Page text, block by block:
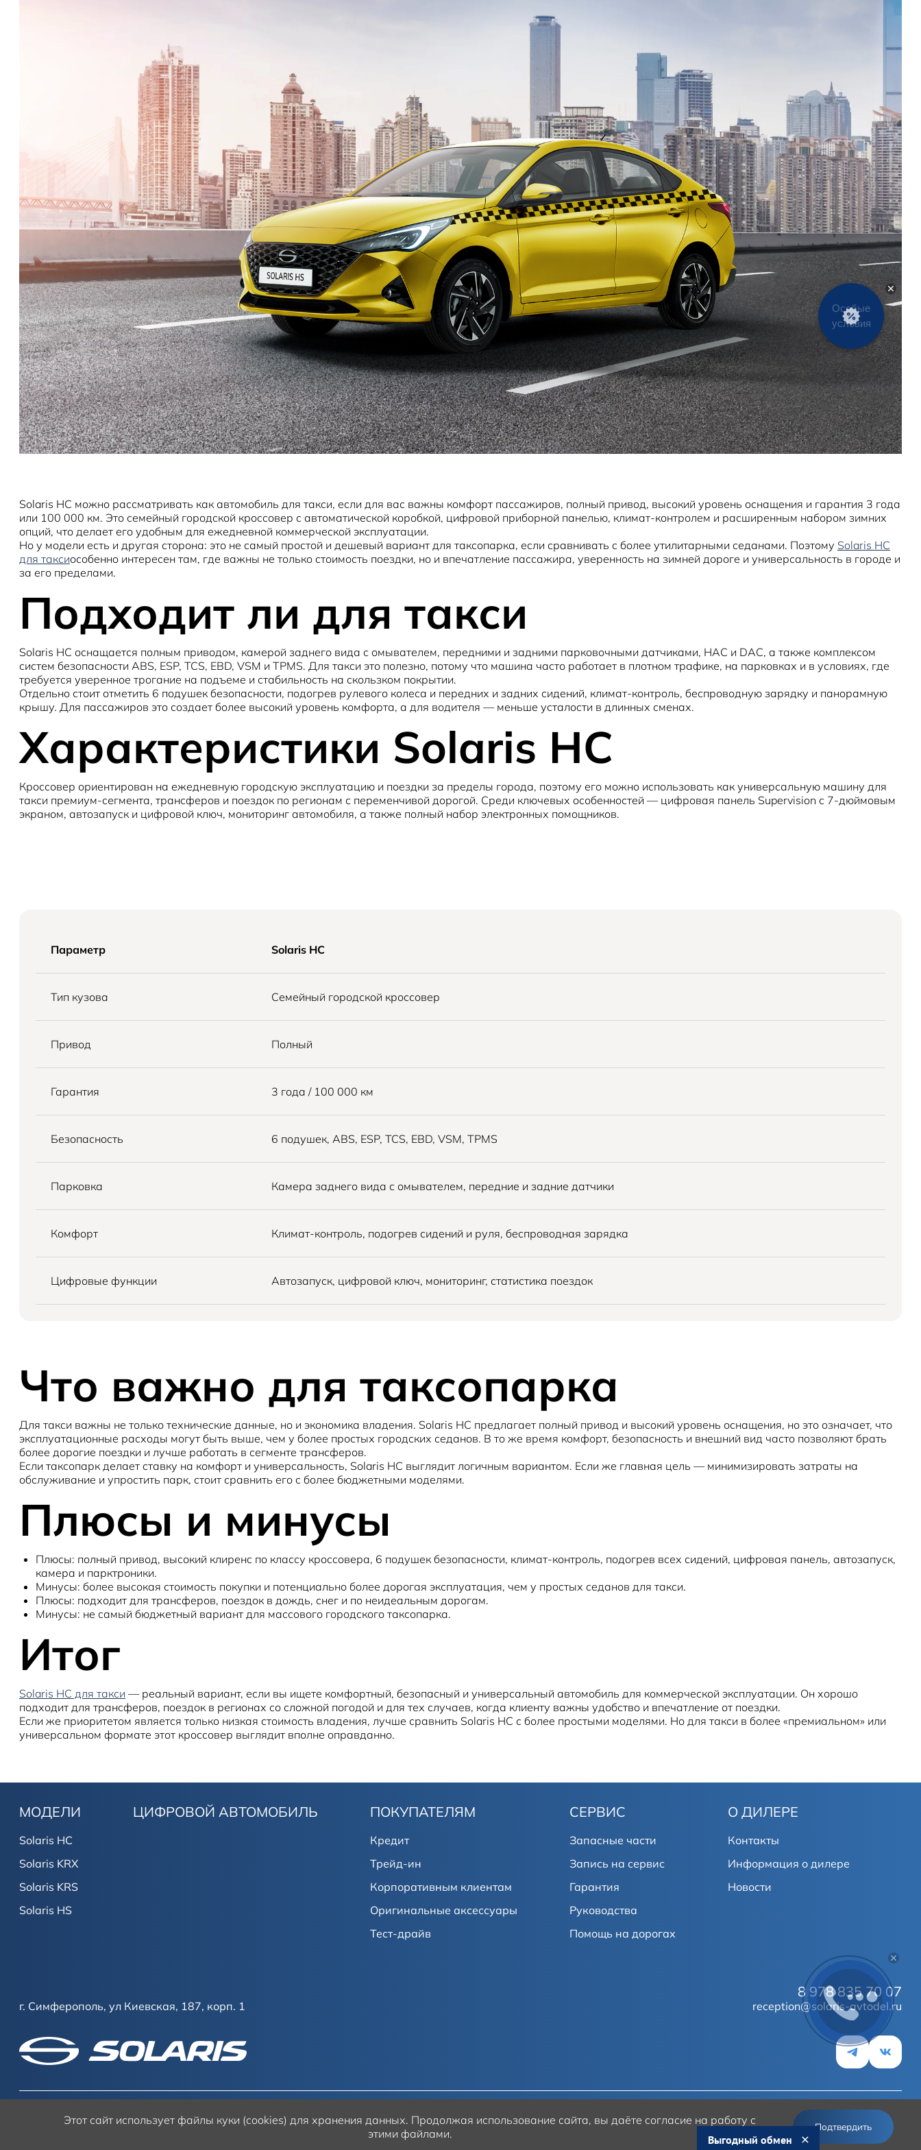
Solaris HC можно рассматривать как автомобиль для такси, если для вас важны комфорт пассажиров, полный привод, высокий уровень оснащения и гарантия 3 года
или 100 000 км. Это семейный городской кроссовер с автоматической коробкой, цифровой приборной панелью, климат-контролем и расширенным набором зимних
опций, что делает его удобным для ежедневной коммерческой эксплуатации.
Но у модели есть и другая сторона: это не самый простой и дешевый вариант для таксопарка, если сравнивать с более утилитарными седанами. Поэтому Solaris HC
для таксиособенно интересен там, где важны не только стоимость поездки, но и впечатление пассажира, уверенность на зимней дороге и универсальность в городе и
за его пределами.
Подходит ли для такси
Solaris HC оснащается полным приводом, камерой заднего вида с омывателем, передними и задними парковочными датчиками, HAC и DAC, а также комплексом
систем безопасности ABS, ESP, TCS, EBD, VSM и TPMS. Для такси это полезно, потому что машина часто работает в плотном трафике, на парковках и в условиях, где
требуется уверенное трогание на подъеме и стабильность на скользком покрытии.
Отдельно стоит отметить 6 подушек безопасности, подогрев рулевого колеса и передних и задних сидений, климат-контроль, беспроводную зарядку и панорамную
крышу. Для пассажиров это создает более высокий уровень комфорта, а для водителя — меньше усталости в длинных сменах.
Характеристики Solaris HC
Кроссовер ориентирован на ежедневную городскую эксплуатацию и поездки за пределы города, поэтому его можно использовать как универсальную машину для
такси премиум-сегмента, трансферов и поездок по регионам с переменчивой дорогой. Среди ключевых особенностей — цифровая панель Supervision с 7-дюймовым
экраном, автозапуск и цифровой ключ, мониторинг автомобиля, а также полный набор электронных помощников.
Параметр Solaris HC
Тип кузова Семейный городской кроссовер
Привод Полный
Гарантия 3 года / 100 000 км
Безопасность 6 подушек, ABS, ESP, TCS, EBD, VSM, TPMS
Парковка Камера заднего вида с омывателем, передние и задние датчики
Комфорт Климат-контроль, подогрев сидений и руля, беспроводная зарядка
Цифровые функции Автозапуск, цифровой ключ, мониторинг, статистика поездок
Что важно для таксопарка
Для такси важны не только технические данные, но и экономика владения. Solaris HC предлагает полный привод и высокий уровень оснащения, но это означает, что
эксплуатационные расходы могут быть выше, чем у более простых городских седанов. В то же время комфорт, безопасность и внешний вид часто позволяют брать
более дорогие поездки и лучше работать в сегменте трансферов.
Если таксопарк делает ставку на комфорт и универсальность, Solaris HC выглядит логичным вариантом. Если же главная цель — минимизировать затраты на
обслуживание и упростить парк, стоит сравнить его с более бюджетными моделями.
Плюсы и минусы
Плюсы: полный привод, высокий клиренс по классу кроссовера, 6 подушек безопасности, климат-контроль, подогрев всех сидений, цифровая панель, автозапуск,
камера и парктроники.
Минусы: более высокая стоимость покупки и потенциально более дорогая эксплуатация, чем у простых седанов для такси.
Плюсы: подходит для трансферов, поездок в дождь, снег и по неидеальным дорогам.
Минусы: не самый бюджетный вариант для массового городского таксопарка.
Итог
Solaris HC для такси — реальный вариант, если вы ищете комфортный, безопасный и универсальный автомобиль для коммерческой эксплуатации. Он хорошо
подходит для трансферов, поездок в регионах со сложной погодой и для тех случаев, когда клиенту важны удобство и впечатление от поездки.
Если же приоритетом является только низкая стоимость владения, лучше сравнить Solaris HC с более простыми моделями. Но для такси в более «премиальном» или
универсальном формате этот кроссовер выглядит вполне оправданно.
МОДЕЛИ
Solaris HC
Solaris KRX
Solaris KRS
Solaris HS
ЦИФРОВОЙ АВТОМОБИЛЬ ПОКУПАТЕЛЯМ
Кредит
Трейд-ин
Корпоративным клиентам
Оригинальные аксессуары
Тест-драйв
СЕРВИС
Запасные части
Запись на сервис
Гарантия
Руководства
Помощь на дорогах
О ДИЛЕРЕ
Контакты
Информация о дилере
Новости
г. Симферополь, ул Киевская, 187, корп. 1
8 978 835 70 07
reception@solaris-avtodel.ru
Условия использования сайта © 2026Solaris
Этот сайт использует файлы куки (cookies) для хранения данных. Продолжая использование сайта, вы даёте согласие на работу с
этими файлами.
Подтвердить
Выгодный обмен
Бесплатный
звонок